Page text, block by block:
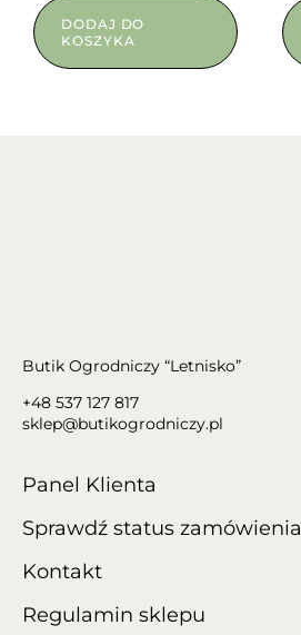
DODAJ DO
KOSZYKA
Butik Ogrodniczy “Letnisko”
+48 537 127 817
sklep@butikogrodniczy.pl
Panel Klienta
Sprawdź status zamówienia
Kontakt
Regulamin sklepu